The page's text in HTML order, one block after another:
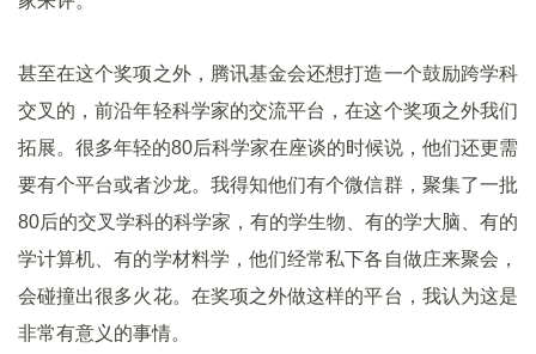
甚至在这个奖项之外，腾讯基金会还想打造一个鼓励跨学科
交叉的，前沿年轻科学家的交流平台，在这个奖项之外我们
拓展。很多年轻的80后科学家在座谈的时候说，他们还更需
要有个平台或者沙龙。我得知他们有个微信群，聚集了一批
80后的交叉学科的科学家，有的学生物、有的学大脑、有的
学计算机、有的学材料学，他们经常私下各自做庄来聚会，
会碰撞出很多火花。在奖项之外做这样的平台，我认为这是
非常有意义的事情。